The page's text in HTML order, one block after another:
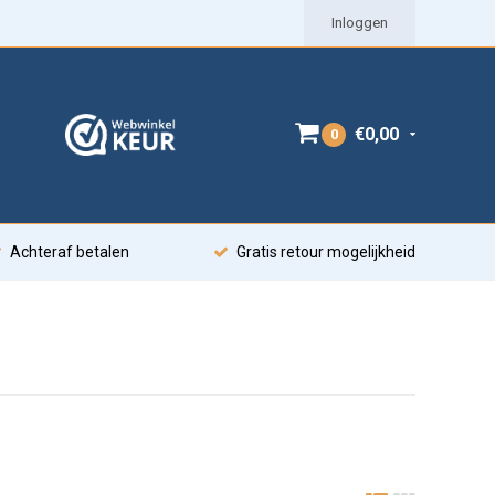
Inloggen
0 €0,00
Achteraf betalen Gratis retour mogelijkheid